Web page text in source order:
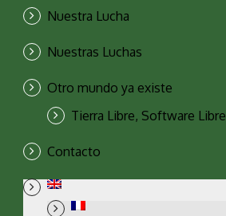
Nuestra Lucha
Nuestras Luchas
Otro mundo ya existe
Tierra Libre, Software Libre
Contacto